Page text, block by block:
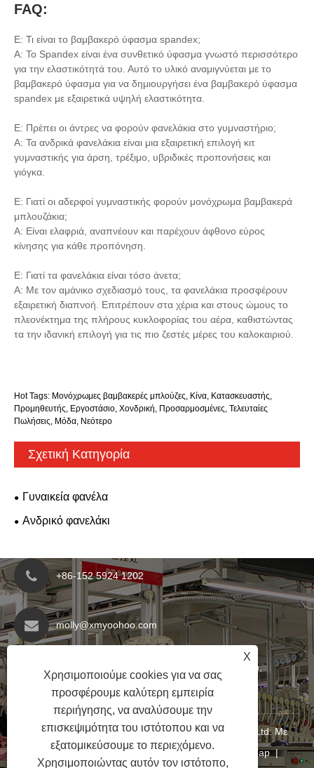
FAQ:
Ε: Τι είναι το βαμβακερό ύφασμα spandex;
Α: Το Spandex είναι ένα συνθετικό ύφασμα γνωστό περισσότερο
για την ελαστικότητά του. Αυτό το υλικό αναμιγνύεται με το
βαμβακερό ύφασμα για να δημιουργήσει ένα βαμβακερό ύφασμα
spandex με εξαιρετικά υψηλή ελαστικότητα.
Ε: Πρέπει οι άντρες να φορούν φανελάκια στο γυμναστήριο;
Α: Τα ανδρικά φανελάκια είναι μια εξαιρετική επιλογή κιτ
γυμναστικής για άρση, τρέξιμο, υβριδικές προπονήσεις και
γιόγκα.
Ε: Γιατί οι αδερφοί γυμναστικής φορούν μονόχρωμα βαμβακερά
μπλουζάκια;
Α: Είναι ελαφριά, αναπνέουν και παρέχουν άφθονο εύρος
κίνησης για κάθε προπόνηση.
Ε: Γιατί τα φανελάκια είναι τόσο άνετα;
Α: Με τον αμάνικο σχεδιασμό τους, τα φανελάκια προσφέρουν
εξαιρετική διαπνοή. Επιτρέπουν στα χέρια και στους ώμους το
πλεονέκτημα της πλήρους κυκλοφορίας του αέρα, καθιστώντας
τα την ιδανική επιλογή για τις πιο ζεστές μέρες του καλοκαιριού.
Hot Tags: Μονόχρωμες βαμβακερές μπλούζες, Κίνα, Κατασκευαστής,
Προμηθευτής, Εργοστάσιο, Χονδρική, Προσαρμοσμένες, Τελευταίες
Πωλήσεις, Μόδα, Νεότερο
Σχετική Κατηγορία
Γυναικεία φανέλα
Ανδρικό φανελάκι
+86-152 5924 1202
molly@xmyoohoo.com
No.98 Xiangxing Rd, περιοχή Xiang'an, Fujian,
Κίνα. 361101
Copyright © 2024 Xiamen Evaricky Trading Co., Ltd. Με
επιφύλαξη παντός δικαιώματοςLinks Sitemap|
X
Χρησιμοποιούμε cookies για να σας
προσφέρουμε καλύτερη εμπειρία
περιήγησης, να αναλύσουμε την
επισκεψιμότητα του ιστότοπου και να
εξατομικεύσουμε το περιεχόμενο.
Χρησιμοποιώντας αυτόν τον ιστότοπο,